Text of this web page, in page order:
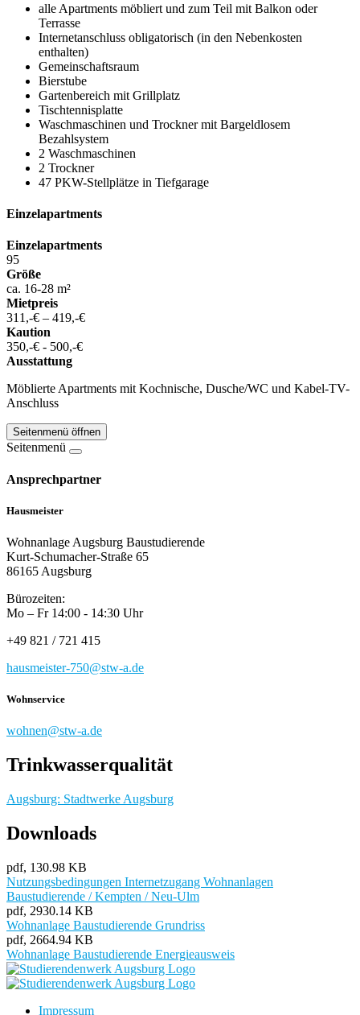
alle Apartments möbliert und zum Teil mit Balkon oder
Terrasse
Internetanschluss obligatorisch (in den Nebenkosten
enthalten)
Gemeinschaftsraum
Bierstube
Gartenbereich mit Grillplatz
Tischtennisplatte
Waschmaschinen und Trockner mit Bargeldlosem
Bezahlsystem
2 Waschmaschinen
2 Trockner
47 PKW-Stellplätze in Tiefgarage
Einzelapartments
Einzelapartments
95
Größe
ca. 16-28 m²
Mietpreis
311,-€ – 419,-€
Kaution
350,-€ - 500,-€
Ausstattung
Möblierte Apartments mit Kochnische, Dusche/WC und Kabel-TV-
Anschluss
Seitenmenü öffnen
Seitenmenü
Ansprechpartner
Hausmeister
Wohnanlage Augsburg Baustudierende
Kurt-Schumacher-Straße 65
86165 Augsburg
Bürozeiten:
Mo – Fr 14:00 - 14:30 Uhr
+49 821 / 721 415
hausmeister-750@stw-a.de
Wohnservice
wohnen@stw-a.de
Trinkwasserqualität
Augsburg: Stadtwerke Augsburg
Downloads
pdf, 130.98 KB
Nutzungsbedingungen Internetzugang Wohnanlagen
Baustudierende / Kempten / Neu-Ulm
pdf, 2930.14 KB
Wohnanlage Baustudierende Grundriss
pdf, 2664.94 KB
Wohnanlage Baustudierende Energieausweis
Impressum